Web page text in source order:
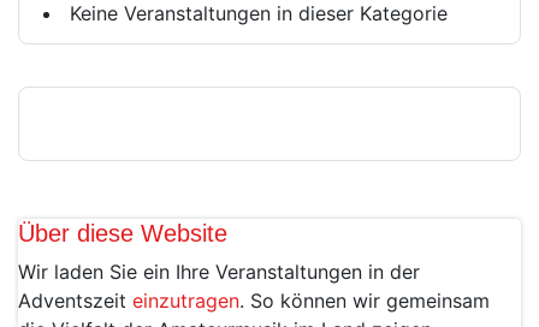
Keine Veranstaltungen in dieser Kategorie
Über diese Website
Wir laden Sie ein Ihre Veranstaltungen in der
Adventszeit einzutragen. So können wir gemeinsam